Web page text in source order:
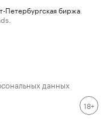
Петербургская биржа
данных
18+